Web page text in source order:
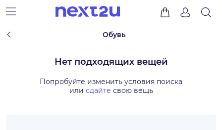
Обувь
Нет подходящих вещей
Попробуйте изменить условия поиска
или сдайте свою вещь